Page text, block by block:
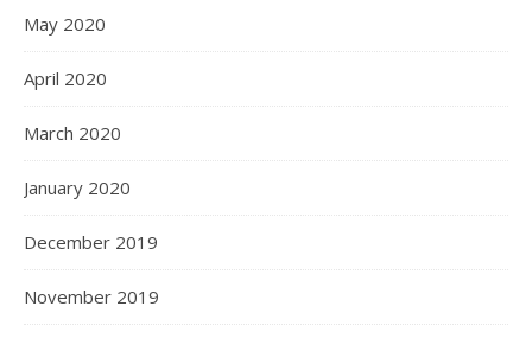
May 2020
April 2020
March 2020
January 2020
December 2019
November 2019